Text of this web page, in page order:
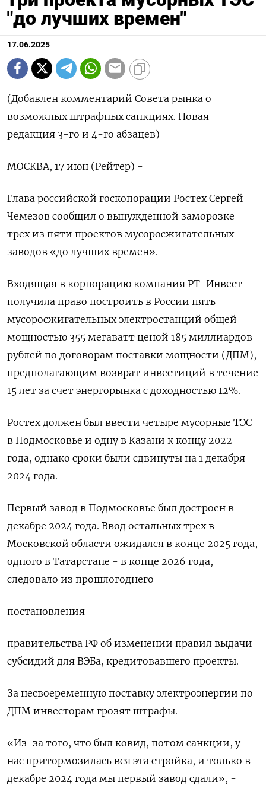
"до лучших времен"
17.06.2025
(Добавлен комментарий Совета рынка о
возможных штрафных санкциях. Новая
редакция 3-го и 4-го абзацев)
МОСКВА, 17 июн (Рейтер) -
Глава российской госкопорации Ростех Сергей
Чемезов сообщил о вынужденной заморозке
трех из пяти проектов мусоросжигательных
заводов «до лучших времен».
Входящая в корпорацию компания РТ-Инвест
получила право построить в России пять
мусоросжигательных электростанций общей
мощностью 355 мегаватт ценой 185 миллиардов
рублей по договорам поставки мощности (ДПМ),
предполагающим возврат инвестиций в течение
15 лет за счет энергорынка с доходностью 12%.
Ростех должен был ввести четыре мусорные ТЭС
в Подмосковье и одну в Казани к концу 2022
года, однако сроки были сдвинуты на 1 декабря
2024 года.
Первый завод в Подмосковье был достроен в
декабре 2024 года. Ввод остальных трех в
Московской области ожидался в конце 2025 года,
одного в Татарстане - в конце 2026 года,
следовало из прошлогоднего
постановления
правительства РФ об изменении правил выдачи
субсидий для ВЭБа, кредитовавшего проекты.
За несвоеременную поставку электроэнергии по
ДПМ инвесторам грозят штрафы.
«Из-за того, что был ковид, потом санкции, у
нас притормозилась вся эта стройка, и только в
декабре 2024 года мы первый завод сдали», -